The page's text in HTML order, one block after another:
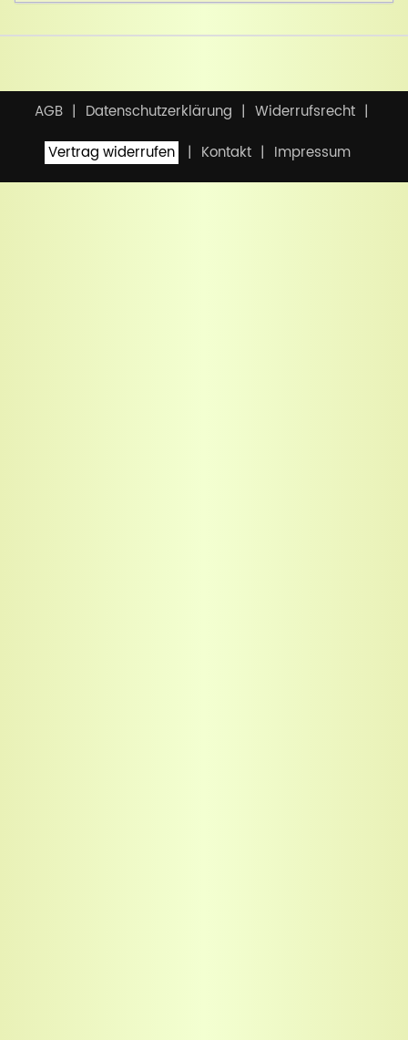
AGB Datenschutzerklärung
Widerrufsrecht
Vertrag widerrufen
Kontakt Impressum